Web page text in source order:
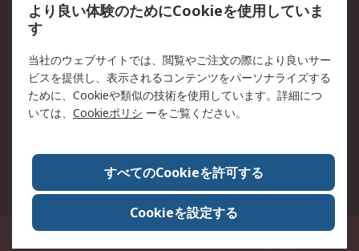
クッキーポリシー
RSについて
会社概要
採用情報
プレスリリース＆お知ら
コーポレートサイト
全世界のRS
RSの歴史
ESGへの取り組み（英語）
認証について
〒240-0005 神奈川県横浜市保土ヶ谷区神戸町134番地 横浜ビジネスパーク ウ
より良い体験のためにCookieを使用していま
す
当社のウェブサイトでは、閲覧やご注文の際により良いサー
ビスを提供し、表示されるコンテンツをパーソナライズする
ために、Cookieや類似の技術を使用しています。詳細につ
いては、 Cookieポリシ ーをご覧ください。
すべてのCookieを許可する
Cookieを設定する